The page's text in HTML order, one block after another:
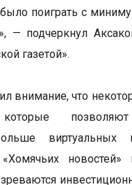
поиграть с
— подчеркнул
газетой».
внимание, что
виртуальных
новостей»